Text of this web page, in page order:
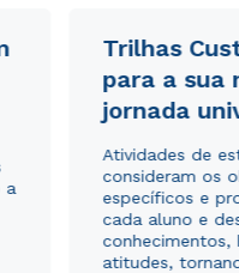
a
Trilhas
para a sua
jornada
Atividades de
consideram os
específicos e
cada aluno e
conhecimentos,
atitudes,
de Privacidade.e
para o
Sul.